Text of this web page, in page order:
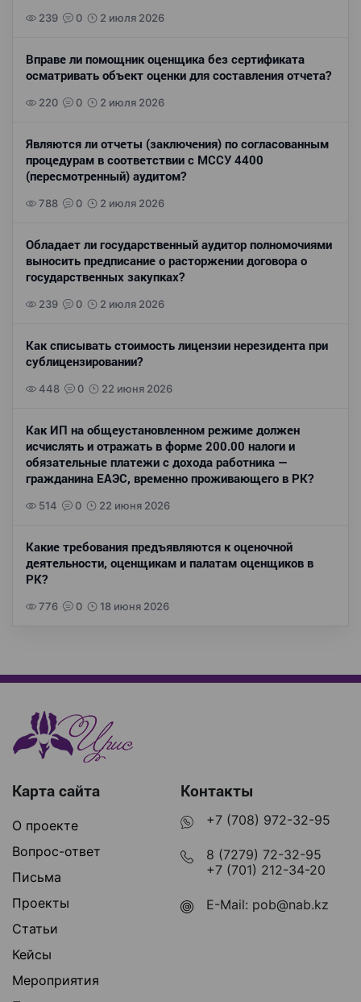
239 0 2 июля 2026
Вправе ли помощник оценщика без сертификата
осматривать объект оценки для составления отчета?
220 0 2 июля 2026
Являются ли отчеты (заключения) по согласованным
процедурам в соответствии с МССУ 4400
(пересмотренный) аудитом?
788 0 2 июля 2026
Обладает ли государственный аудитор полномочиями
выносить предписание о расторжении договора о
государственных закупках?
239 0 2 июля 2026
Как списывать стоимость лицензии нерезидента при
сублицензировании?
448 0 22 июня 2026
Как ИП на общеустановленном режиме должен
исчислять и отражать в форме 200.00 налоги и
обязательные платежи с дохода работника —
гражданина ЕАЭС, временно проживающего в РК?
514 0 22 июня 2026
Какие требования предъявляются к оценочной
деятельности, оценщикам и палатам оценщиков в
РК?
776 0 18 июня 2026
Карта сайта
О проекте
Вопрос-ответ
Письма
Проекты
Статьи
Кейсы
Мероприятия
Контакты
+7 (708) 972-32-95
8 (7279) 72-32-95
+7 (701) 212-34-20
E-Mail: pob@nab.kz